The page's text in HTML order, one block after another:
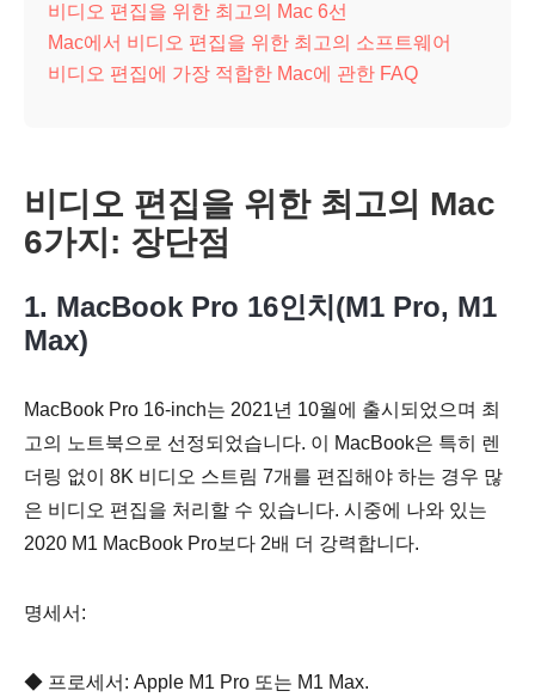
비디오 편집을 위한 최고의 Mac 6선
Mac에서 비디오 편집을 위한 최고의 소프트웨어
비디오 편집에 가장 적합한 Mac에 관한 FAQ
비디오 편집을 위한 최고의 Mac
6가지: 장단점
1. MacBook Pro 16인치(M1 Pro, M1
Max)
MacBook Pro 16-inch는 2021년 10월에 출시되었으며 최
고의 노트북으로 선정되었습니다. 이 MacBook은 특히 렌
더링 없이 8K 비디오 스트림 7개를 편집해야 하는 경우 많
은 비디오 편집을 처리할 수 있습니다. 시중에 나와 있는
2020 M1 MacBook Pro보다 2배 더 강력합니다.
명세서:
◆ 프로세서: Apple M1 Pro 또는 M1 Max.